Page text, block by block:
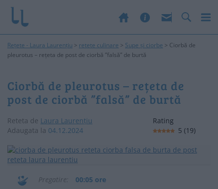
Rețete - Laura Laurențiu > retete culinare > Supe și ciorbe > Ciorbă de
pleurotus – rețeta de post de ciorbă ”falsă” de burtă
Ciorbă de pleurotus – rețeta de
post de ciorbă ”falsă” de burtă
Reteta de Laura Laurențiu
Adaugata la 04.12.2024
Rating
5 (19)
Pregatire 00:05 ore